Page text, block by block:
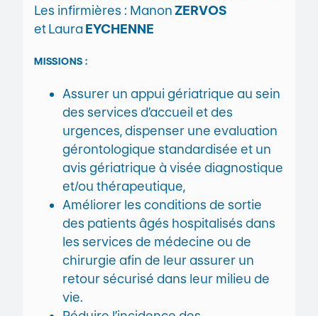
Les infirmières : ManonZERVOS
etLaura EYCHENNE
MISSIONS :
Assurer un appui gériatrique au sein
des services d’accueil et des
urgences, dispenser une evaluation
gérontologique standardisée et un
avis gériatrique à visée diagnostique
et/ou thérapeutique,
Améliorer les conditions de sortie
des patients âgés hospitalisés dans
les services de médecine ou de
chirurgie afin de leur assurer un
retour sécurisé dans leur milieu de
vie.